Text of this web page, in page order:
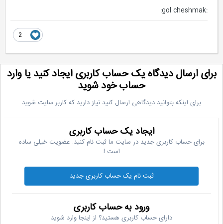
ارسال دیدگاه یک حساب کاربری ایجاد کنید یا وارد
حساب خود شوید
برای اینکه بتوانید دیدگاهی ارسال کنید نیاز دارید که کاربر سایت شوید
ایجاد یک حساب کاربری
برای حساب کاربری جدید در سایت ما ثبت نام کنید. عضویت خیلی ساده
است !
ثبت نام یک حساب کاربری جدید
ورود به حساب کاربری
دارای حساب کاربری هستید؟ از اینجا وارد شوید